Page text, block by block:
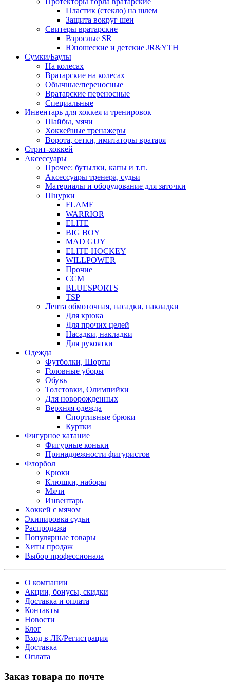
Пластик (стекло) на шлем
Защита вокруг шеи
Свитеры вратарские
Взрослые SR
Юношеские и детские JR&YTH
Сумки/Баулы
На колесах
Вратарские на колесах
Обычные/переносные
Вратарские переносные
Специальные
Инвентарь для хоккея и тренировок
Шайбы, мячи
Хоккейные тренажеры
Ворота, сетки, имитаторы вратаря
Стрит-хоккей
Аксессуары
Прочее: бутылки, капы и т.п.
Аксессуары тренера, судьи
Материалы и оборудование для заточки
Шнурки
FLAME
WARRIOR
ELITE
BIG BOY
MAD GUY
ELITE HOCKEY
WILLPOWER
Прочие
CCM
BLUESPORTS
TSP
Лента обмоточная, насадки, накладки
Для крюка
Для прочих целей
Насадки, накладки
Для рукоятки
Одежда
Футболки, Шорты
Головные уборы
Обувь
Толстовки, Олимпийки
Для новорожденных
Верхняя одежда
Спортивные брюки
Куртки
Фигурное катание
Фигурные коньки
Принадлежности фигуристов
Флорбол
Крюки
Клюшки, наборы
Мячи
Инвентарь
Хоккей с мячом
Экипировка судьи
Распродажа
Популярные товары
Хиты продаж
Выбор профессионала
О компании
Акции, бонусы, скидки
Доставка и оплата
Контакты
Новости
Блог
Вход в ЛК/Регистрация
Доставка
Оплата
Заказ товара по почте